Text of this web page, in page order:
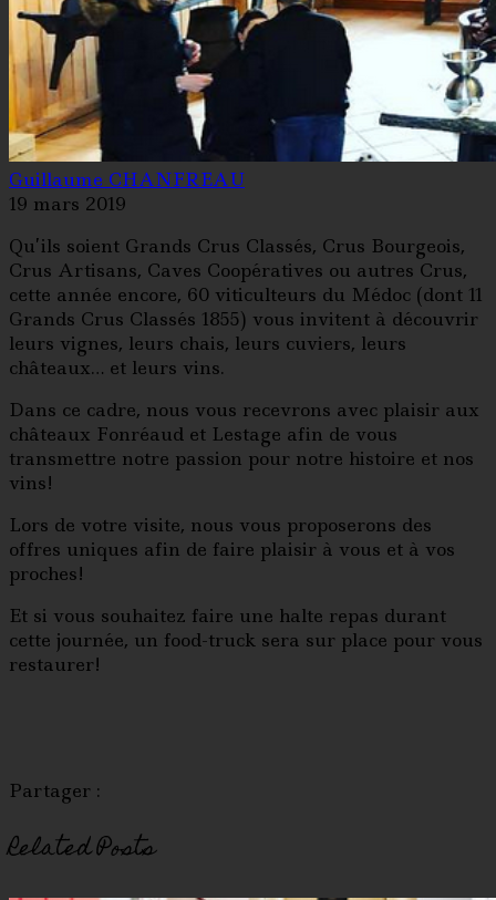
Guillaume CHANFREAU
19 mars 2019
Qu’ils soient Grands Crus Classés, Crus Bourgeois,
Crus Artisans, Caves Coopératives ou autres Crus,
cette année encore, 60 viticulteurs du Médoc (dont 11
Grands Crus Classés 1855) vous invitent à découvrir
leurs vignes, leurs chais, leurs cuviers, leurs
châteaux… et leurs vins.
Dans ce cadre, nous vous recevrons avec plaisir aux
châteaux Fonréaud et Lestage afin de vous
transmettre notre passion pour notre histoire et nos
vins!
Lors de votre visite, nous vous proposerons des
offres uniques afin de faire plaisir à vous et à vos
proches!
Et si vous souhaitez faire une halte repas durant
cette journée, un food-truck sera sur place pour vous
restaurer!
Partager :
Related Posts